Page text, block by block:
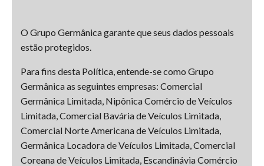
O Grupo Germânica garante que seus dados pessoais
estão protegidos.
Para fins desta Política, entende-se como Grupo
Germânica as seguintes empresas: Comercial
Germânica Limitada, Nipônica Comércio de Veículos
Limitada, Comercial Bavária de Veículos Limitada,
Comercial Norte Americana de Veículos Limitada,
Germânica Locadora de Veículos Limitada, Comercial
Coreana de Veículos Limitada, Escandinávia Comércio